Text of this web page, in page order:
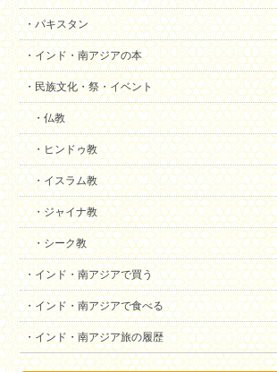
パキスタン
インド・南アジアの本
民族文化・祭・イベント
仏教
ヒンドゥ教
イスラム教
ジャイナ教
シーク教
インド・南アジアで買う
インド・南アジアで食べる
インド・南アジア旅の履歴